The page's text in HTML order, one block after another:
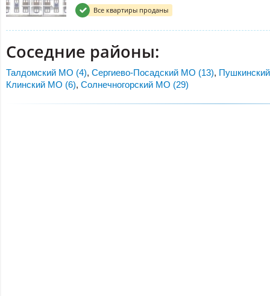
Все квартиры проданы
Соседние районы:
Талдомский МО (4), Сергиево-Посадский МО (13),
Клинский МО (6), Солнечногорский МО (29)